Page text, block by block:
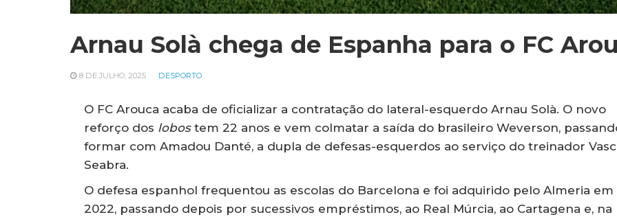
Arnau Solà chega de Espanha para o FC
8 DE JULHO, 2025 DESPORTO
O FC Arouca acaba de oficializar a contratação do lateral-esquerdo Arnau Solà. O novo
reforço dos lobostem 22 anos e vem colmatar a saída do brasileiro Weverson,
formar com Amadou Danté, a dupla de defesas-esquerdos ao serviço do treinador
Seabra.
O defesa espanhol frequentou as escolas do Barcelona e foi adquirido pelo Almeria em
2022, passando depois por sucessivos empréstimos, ao Real Múrcia, ao Cartagena e, na